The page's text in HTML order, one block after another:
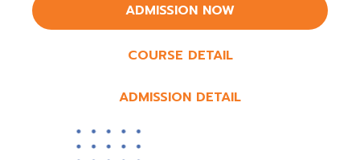
ADMISSION NOW
COURSE DETAIL
ADMISSION DETAIL